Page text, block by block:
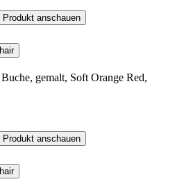
Produkt anschauen
gemalt, Soft Orange Red,
Produkt anschauen